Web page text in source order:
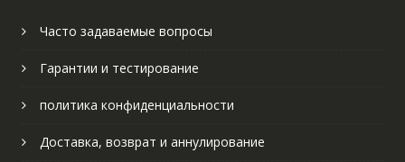
Часто задаваемые вопросы
Гарантии и тестирование
политика конфиденциальности
Доставка, возврат и аннулирование